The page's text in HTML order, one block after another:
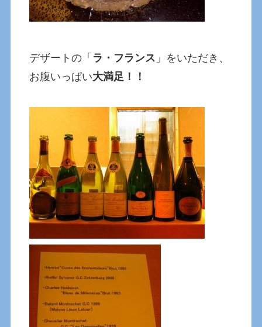
デザートの「 ラ・フランス 」をいただき、
お腹いっぱい大満足！！